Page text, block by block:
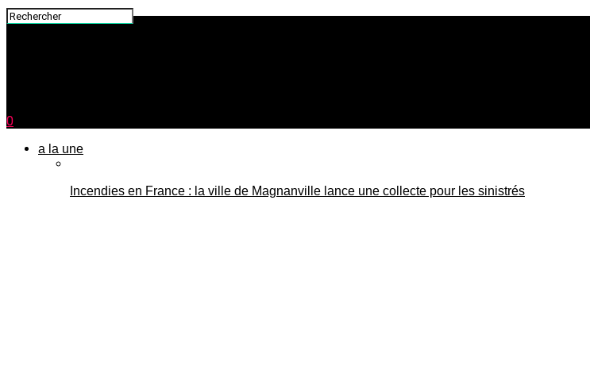
0
a la une
Incendies en France : la ville de Magnanville lance une collecte pour les sinistrés